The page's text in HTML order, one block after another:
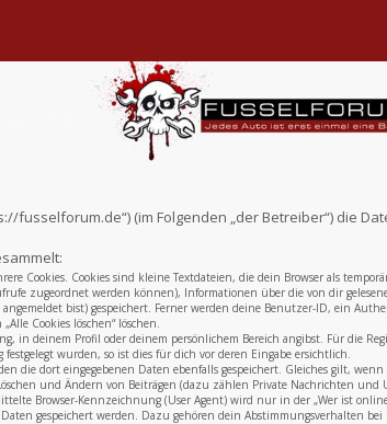
fusselforum.de“) (im Folgenden „der Betreiber“) die
Cookies. Cookies sind kleine Textdateien, die dein Browser als
zugeordnet werden können), Informationen über die von dir
bist) gespeichert. Ferner werden deine Benutzer-ID, ein
Cookies löschen“ löschen.
in deinem Profil oder deinem persönlichem Bereich angibst. Für die
wurden, so ist dies für dich vor deren Eingabe ersichtlich.
die dort eingegebenen Daten ebenfalls gespeichert. Gleiches gilt,
und Ändern von Beiträgen (dazu zählen Private Nachrichten
Browser-Kennzeichnung (User Agent) wird nur in der „Wer ist
gespeichert werden. Dazu gehören dein Abstimmungsverhalten